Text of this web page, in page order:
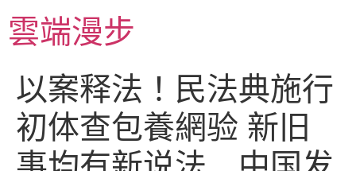
至雲端漫步
以案释法！民法典施行
初体查包養網验 新旧